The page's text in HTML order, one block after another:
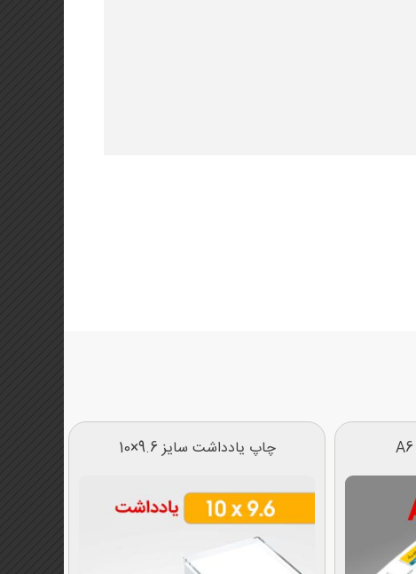
چاپ یادداشت سایز 9.6×10